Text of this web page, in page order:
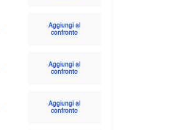
Aggiungi al
confronto
Aggiungi al
confronto
Aggiungi al
confronto